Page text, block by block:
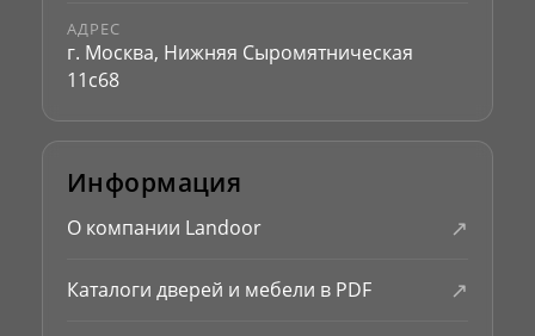
АДРЕС
г. Москва, Нижняя Сыромятническая
11с68
Информация
О компании Landoor ↗
Каталоги дверей и мебели в PDF ↗